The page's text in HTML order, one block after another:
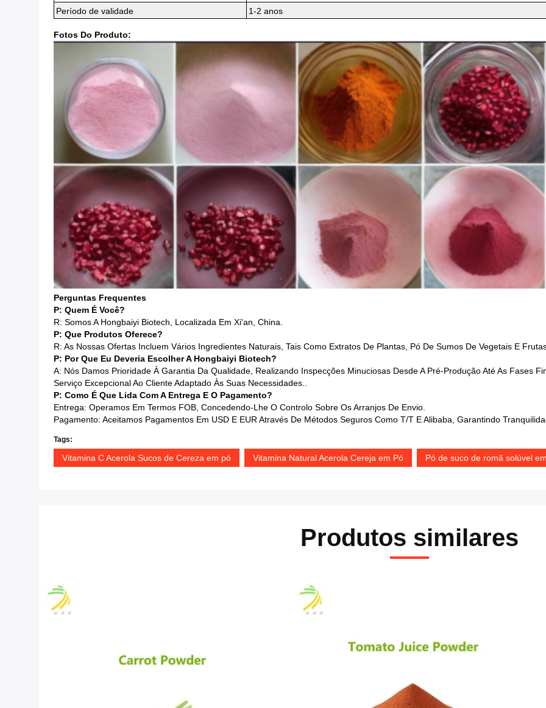
Período de validade
1-2 anos
Fotos Do Produto:
Perguntas Frequentes
P: Quem É Você?
R: Somos A Hongbaiyi Biotech, Localizada Em Xi'an, China.
P: Que Produtos Oferece?
R: As Nossas Ofertas Incluem Vários Ingredientes Naturais, Tais Como Extratos De Plantas, Pó De Sumos De Vegetais E
P: Por Que Eu Deveria Escolher A Hongbaiyi Biotech?
A: Nós Damos Prioridade À Garantia Da Qualidade, Realizando Inspecções Minuciosas Desde A Pré-Produção Até As Fases
Serviço Excepcional Ao Cliente Adaptado Às Suas Necessidades..
P: Como É Que Lida Com A Entrega E O Pagamento?
Entrega: Operamos Em Termos FOB, Concedendo-Lhe O Controlo Sobre Os Arranjos De Envio.
Pagamento: Aceitamos Pagamentos Em USD E EUR Através De Métodos Seguros Como T/T E Alibaba, Garantindo
Tags:
Vitamina C Acerola Sucos de Cereza em pó Vitamina Natural Acerola Cereja em Pó Pó de suco de romã solúvel
Produtos similares